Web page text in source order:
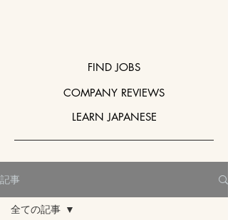
FIND JOBS
COMPANY REVIEWS
LEARN JAPANESE
記事
全ての記事